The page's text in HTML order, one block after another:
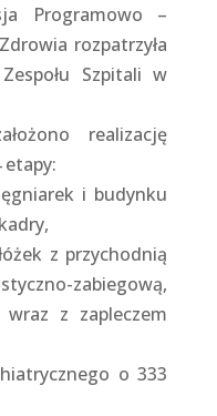
Programowo –
rozpatrzyła
Szpitali w
realizację
i budynku
z przychodnią
zabiegową,
wraz z zapleczem
o 333